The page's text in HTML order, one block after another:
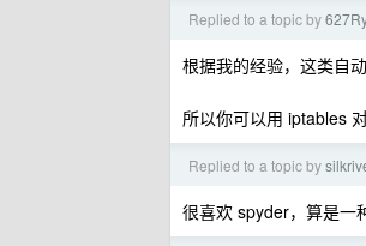
Replied to a topic by
根据我的经验，这类自
所以你可以用 iptables
Replied to a topic by
很喜欢 spyder，算是一